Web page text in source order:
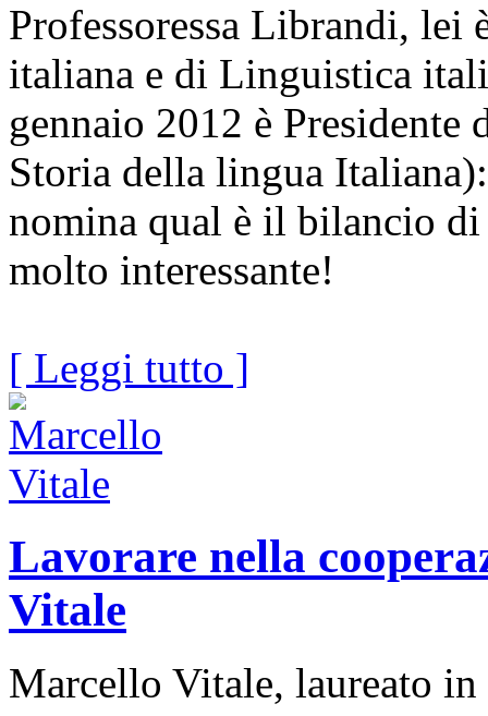
Professoressa Librandi, lei
italiana e di Linguistica
gennaio 2012 è
Storia della lingua
nomina qual è il bilancio di
molto interessante!
[ Leggi tutto ]
Lavorare nella
Vitale
Marcello Vitale, laureato